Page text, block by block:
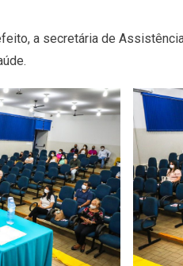
a secretária de